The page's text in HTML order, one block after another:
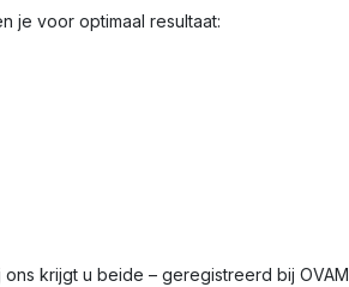
je voor optimaal resultaat:
krijgt u beide – geregistreerd bij